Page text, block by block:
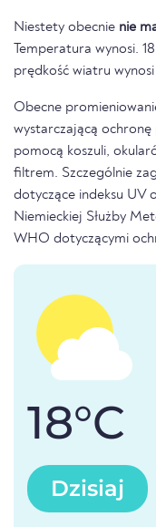
Niestety obecnie nie
Temperatura wynosi.
prędkość wiatru
Obecne
wystarczającą
pomocą koszuli,
filtrem. Szczególnie
dotyczące indeksu UV
Niemieckiej Służby
WHO dotyczącymi
18°C
Dzisiaj